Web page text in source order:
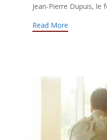
Jean-Pierre Dupuis, le
Read More